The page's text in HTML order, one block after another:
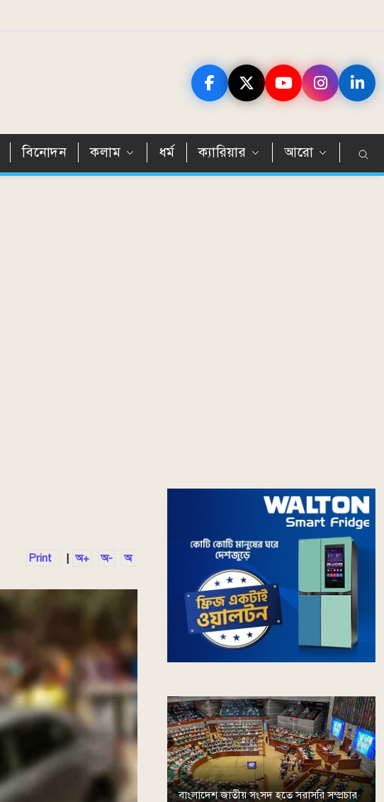
বিনোদন কলাম ধর্ম ক্যারিয়ার আরো
Print অ+ অ- অ
বাংলাদেশ জাতীয় সংসদ হতে সরাসরি সম্প্রচার